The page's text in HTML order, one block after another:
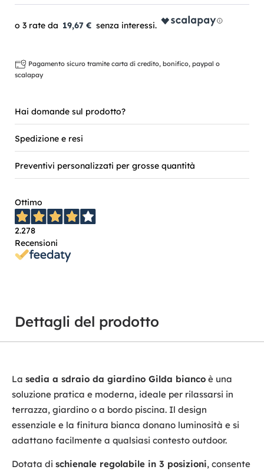
19,67 €
Pagamento sicuro tramite carta di credito, bonifico, paypal o
scalapay
Hai domande sul prodotto?
Spedizione e resi
Preventivi personalizzati per grosse quantità
Ottimo
2.278
Recensioni
Dettagli del prodotto
La sedia a sdraio da giardino Gilda bianco è una
soluzione pratica e moderna, ideale per rilassarsi in
terrazza, giardino o a bordo piscina. Il design
essenziale e la finitura bianca donano luminosità e si
adattano facilmente a qualsiasi contesto outdoor.
Dotata di schienale regolabile in 3 posizioni, consente